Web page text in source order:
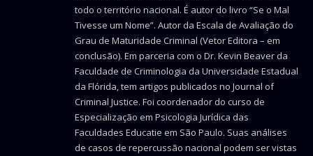
todo o território nacional. É autor do livro “Se o Mal
Tivesse um Nome”. Autor da Escala de Avaliação do
Grau de Maturidade Criminal (Vetor Editora – em
conclusão). Em parceria com o Dr. Kevin Beaver da
Faculdade de Criminologia da Universidade Estadual
da Flórida, tem artigos publicados no Journal of
Criminal Justice. Foi coordenador do curso de
Especialização em Psicologia Jurídica das
Faculdades Educatie em São Paulo. Suas análises
de casos de repercussão nacional podem ser vistas